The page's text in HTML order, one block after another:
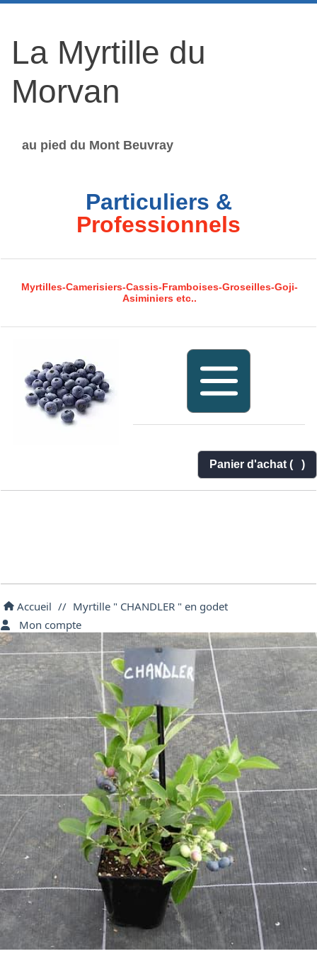
La Myrtille du
Morvan
au pied du Mont Beuvray
Particuliers &
Professionnels
Myrtilles-Camerisiers-Cassis-Framboises-Groseilles-Goji-
Asiminiers etc..
Panier d'achat ( )
Accueil // Myrtille " CHANDLER " en godet
Mon compte